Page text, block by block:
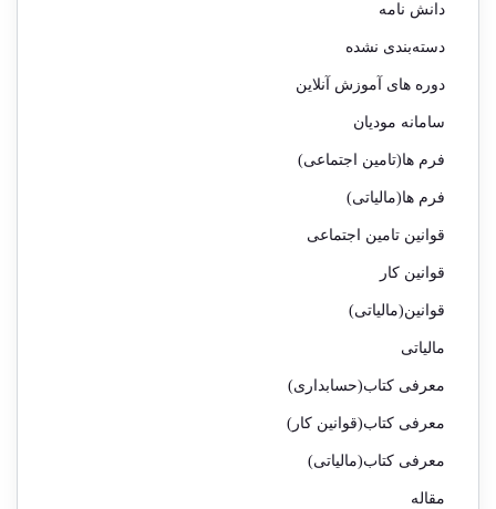
دانش نامه
دسته‌بندی نشده
دوره های آموزش آنلاین
سامانه مودیان
فرم ها(تامین اجتماعی)
فرم ها(مالیاتی)
قوانین تامین اجتماعی
قوانین کار
قوانین(مالیاتی)
مالیاتی
معرفی کتاب(حسابداری)
معرفی کتاب(قوانین کار)
معرفی کتاب(مالیاتی)
مقاله